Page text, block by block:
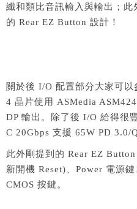
纖和類比音訊輸入與輸出；
的 Rear EZ Button 設計！
關於後 I/O 配置部分大家可
4 晶片使用 ASMedia
DP 輸出。除了後 I/O 給得很
C 20Gbps 支援 65W PD 3.0/
此外剛提到的 Rear EZ
新開機 Reset)、Power 電源
CMOS 按鍵。